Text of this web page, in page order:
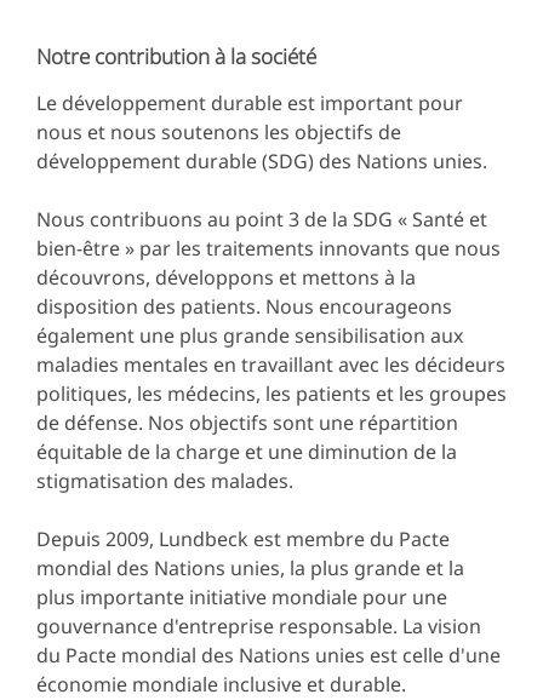
Notre contribution à la société
Le développement durable est important pour
nous et nous soutenons les objectifs de
développement durable (SDG) des Nations unies.
Nous contribuons au point 3 de la SDG « Santé et
bien-être » par les traitements innovants que nous
découvrons, développons et mettons à la
disposition des patients. Nous encourageons
également une plus grande sensibilisation aux
maladies mentales en travaillant avec les décideurs
politiques, les médecins, les patients et les groupes
de défense. Nos objectifs sont une répartition
équitable de la charge et une diminution de la
stigmatisation des malades.
Depuis 2009, Lundbeck est membre du Pacte
mondial des Nations unies, la plus grande et la
plus importante initiative mondiale pour une
gouvernance d'entreprise responsable. La vision
du Pacte mondial des Nations unies est celle d'une
économie mondiale inclusive et durable.